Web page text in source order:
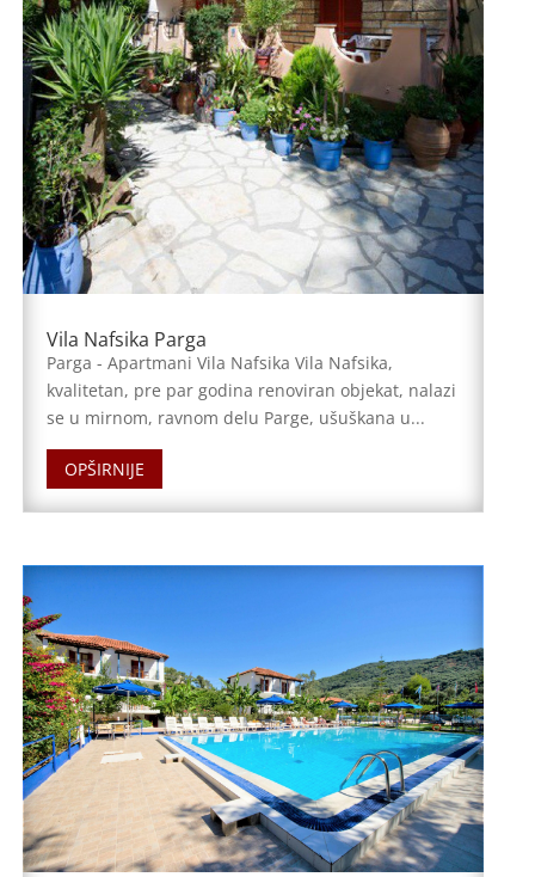
Vila Nafsika Parga
Parga - Apartmani Vila Nafsika Vila Nafsika,
kvalitetan, pre par godina renoviran objekat, nalazi
se u mirnom, ravnom delu Parge, ušuškana u...
OPŠIRNIJE